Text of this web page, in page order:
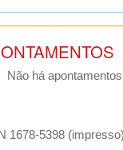
Não há
1678-5398